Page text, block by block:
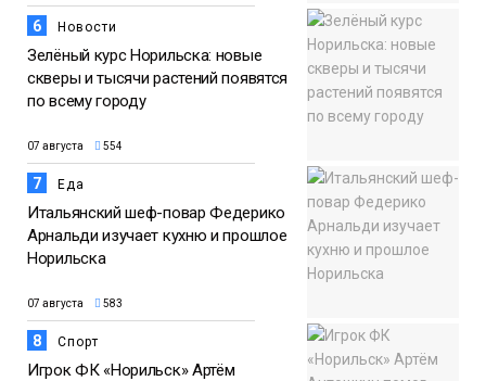
6 Новости
Зелёный курс Норильска: новые
скверы и тысячи растений появятся
по всему городу
07 августа 554
7 Еда
Итальянский шеф-повар Федерико
Арнальди изучает кухню и прошлое
Норильска
07 августа 583
8 Спорт
Игрок ФК «Норильск» Артём